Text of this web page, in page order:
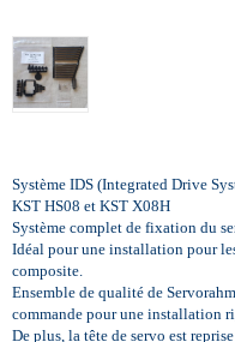
Système IDS (Integrated Drive
KST HS08 et KST X08H
Système complet de fixation du
Idéal pour une installation pour
composite.
Ensemble de qualité de
commande pour une installation
De plus, la tête de servo est